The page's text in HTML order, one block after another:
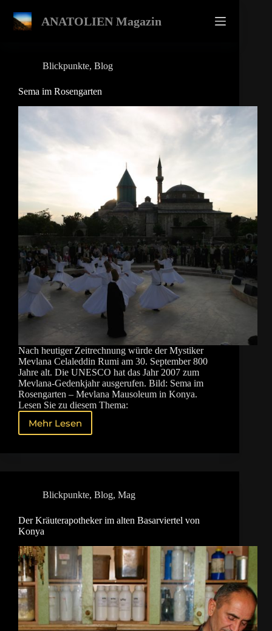
Inhalt
springen
ANATOLIEN Magazin
Blickpunkte, Blog
Sema im Rosengarten
Nach heutiger Zeitrechnung würde der Mystiker
Mevlana Celaleddin Rumi am 30. September 800
Jahre alt. Die UNESCO hat das Jahr 2007 zum
Mevlana-Gedenkjahr ausgerufen. Bild: Sema im
Rosengarten – Mevlana Mausoleum in Konya.
Lesen Sie zu diesem Thema:
Mehr Lesen
Sema
Blickpunkte, Blog, Mag
Der Kräuterapotheker im alten Basarviertel von
Konya